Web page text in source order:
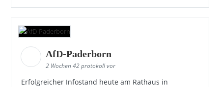
AfD-Paderborn
2 Wochen 42 protokoll vor
Erfolgreicher Infostand heute am Rathaus in